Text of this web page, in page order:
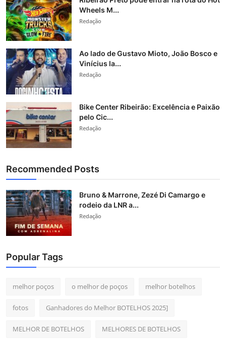
Wheels M...
Redação
Ao lado de Gustavo Mioto, João Bosco e
Vinícius la...
Redação
Bike Center Ribeirão: Excelência e Paixão
pelo Cic...
Redação
Recommended Posts
Bruno & Marrone, Zezé Di Camargo e
rodeio da LNR a...
Redação
Popular Tags
melhor poços o melhor de poços melhor botelhos
fotos Ganhadores do Melhor BOTELHOS 2025]
MELHOR DE BOTELHOS MELHORES DE BOTELHOS